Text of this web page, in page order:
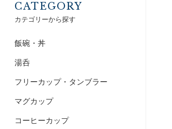
CATEGORY
カテゴリーから探す
飯碗・丼
湯呑
フリーカップ・タンブラー
マグカップ
コーヒーカップ